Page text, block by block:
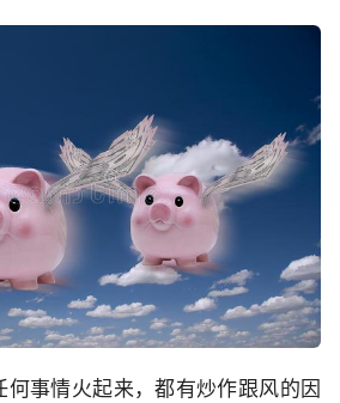
何事情火起来，都有炒作跟风的因